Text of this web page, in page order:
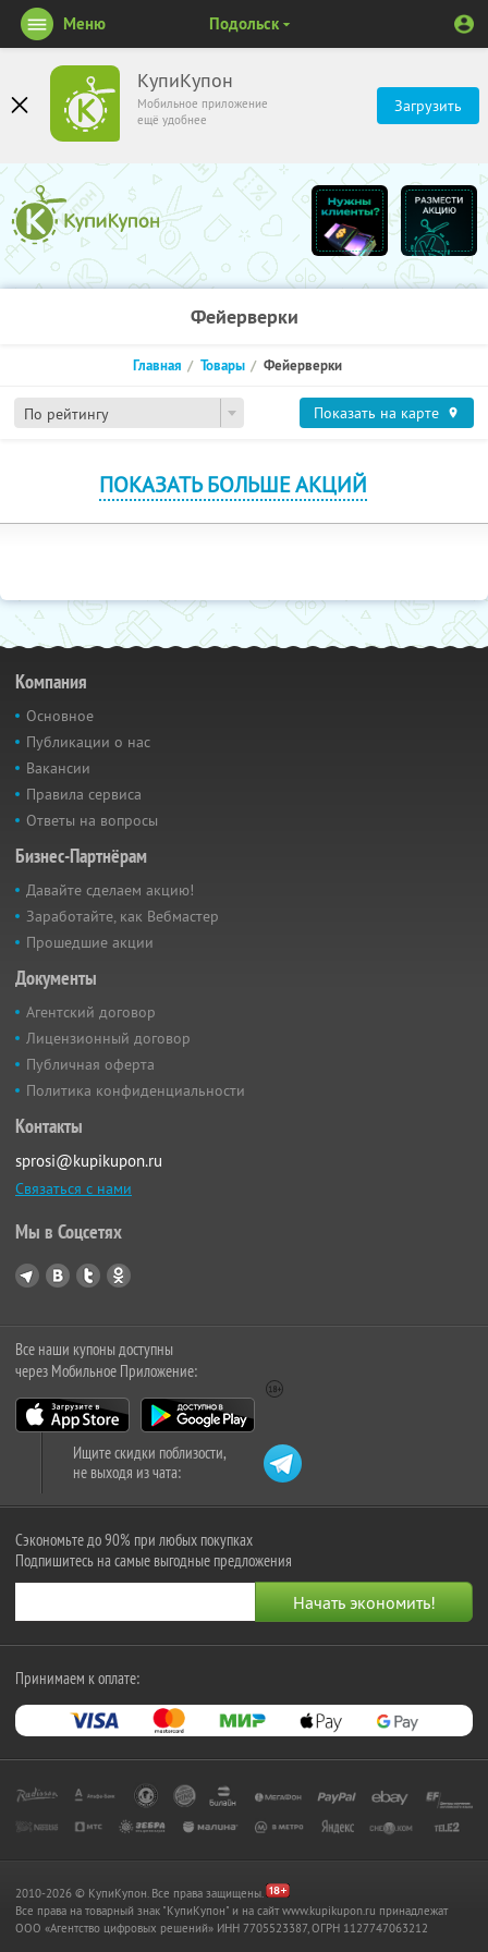
КупиКупон
Мобильное приложение
ещё удобнее
Загрузить
Меню Подольск
Фейерверки
По рейтингу
Главная Товары Фейерверки
Показать на карте
ПОКАЗАТЬ БОЛЬШЕ АКЦИЙ
Компания
Основное
Публикации о нас
Вакансии
Правила сервиса
Ответы на вопросы
Бизнес-Партнёрам
Давайте сделаем акцию!
Заработайте, как Вебмастер
Прошедшие акции
Документы
Агентский договор
Лицензионный договор
Публичная оферта
Политика конфиденциальности
Контакты
sprosi@kupikupon.ru
Связаться с нами
Мы в Соцсетях
Все наши купоны доступны
через Мобильное Приложение:
Ищите скидки поблизости,
не выходя из чата:
Сэкономьте до 90% при любых покупках
Подпишитесь на самые выгодные предложения
Принимаем к оплате:
2010-2026 © КупиКупон. Все права защищены.
Все права на товарный знак "КупиКупон" и на сайт www.kupikupon.ru принадлежат
OOO «Агентство цифровых решений» ИНН 7705523387, ОГРН 1127747063212